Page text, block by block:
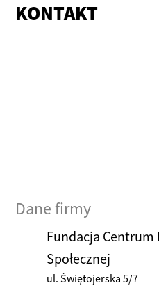
KONTAKT
Dane firmy
Fundacja Centrum
Społecznej
ul. Świętojerska 5/7